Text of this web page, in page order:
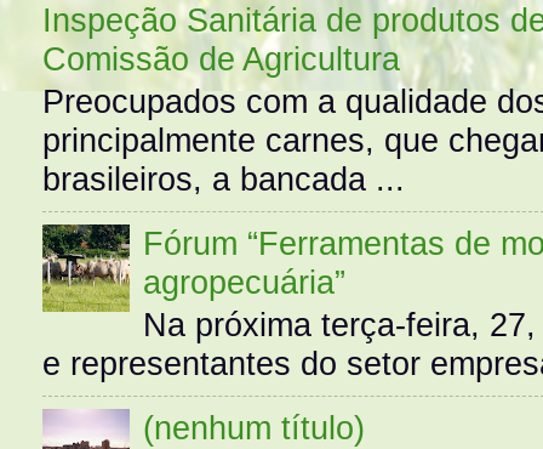
Inspeção Sanitária de produtos
Comissão de Agricultura
Preocupados com a qualidade
principalmente carnes, que
brasileiros, a bancada ...
Fórum “Ferramentas de
agropecuária”
Na próxima terça-feira,
e representantes do setor
(nenhum título)